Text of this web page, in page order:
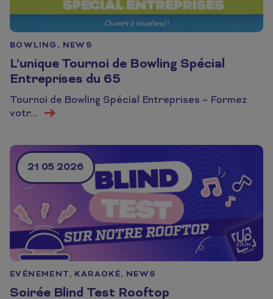
BOWLING, NEWS
L’unique Tournoi de Bowling Spécial
Entreprises du 65
Tournoi de Bowling Spécial Entreprises – Formez
votr...
En savoir plus
21 05 2026
EVÉNEMENT, KARAOKÉ, NEWS
Soirée Blind Test Rooftop